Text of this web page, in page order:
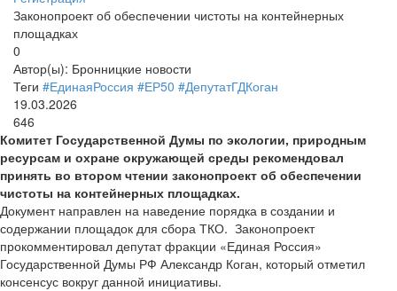
Законопроект об обеспечении чистоты на контейнерных
площадках
0
Автор(ы): Бронницкие новости
Теги #ЕдинаяРоссия #ЕР50 #ДепутатГДКоган
19.03.2026
646
Комитет Государственной Думы по экологии, природным
ресурсам и охране окружающей среды рекомендовал
принять во втором чтении законопроект об обеспечении
чистоты на контейнерных площадках.
Документ направлен на наведение порядка в создании и
содержании площадок для сбора ТКО. Законопроект
прокомментировал депутат фракции «Единая Россия»
Государственной Думы РФ Александр Коган, который отметил
консенсус вокруг данной инициативы.